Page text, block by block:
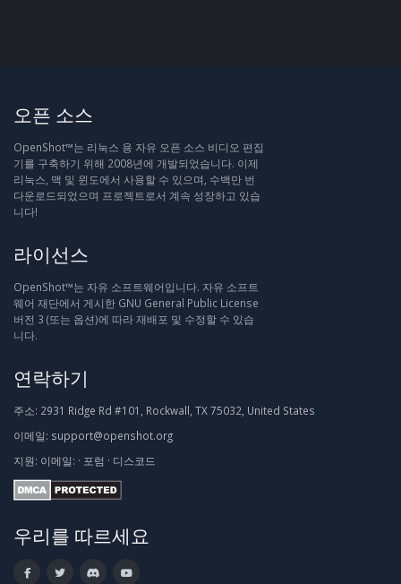
오픈 소스
OpenShot™는 리눅스 용 자유 오픈 소스 비디오 편집
기를 구축하기 위해 2008년에 개발되었습니다. 이제
리눅스, 맥 및 윈도에서 사용할 수 있으며, 수백만 번
다운로드되었으며 프로젝트로서 계속 성장하고 있습
니다!
라이선스
OpenShot™는 자유 소프트웨어입니다. 자유 소프트
웨어 재단에서 게시한 GNU General Public License
버전 3 (또는 옵션)에 따라 재배포 및 수정할 수 있습
니다.
연락하기
주소: 2931 Ridge Rd #101, Rockwall, TX 75032, United States
이메일: support@openshot.org
지원: 이메일: · 포럼 · 디스코드
우리를 따르세요